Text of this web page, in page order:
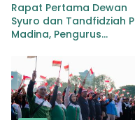
Rapat Pertama Dewan
Syuro dan Tandfidziah
Madina, Pengurus
adalah Tokoh